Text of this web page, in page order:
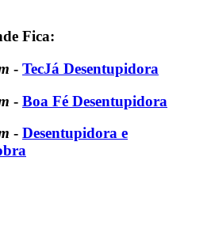
Fica:
- TecJá Desentupidora
- Boa Fé Desentupidora
- Desentupidora e